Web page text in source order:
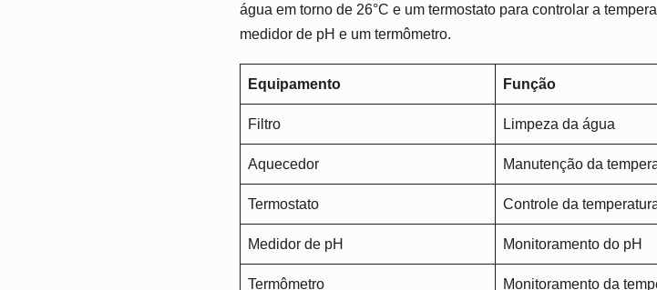
água em torno de 26°C e um termostato para controlar a
medidor de pH e um termômetro.
Equipamento Função
Filtro Limpeza da água
Aquecedor Manutenção da
Termostato Controle da
Medidor de pH Monitoramento do pH
Termômetro Monitoramento da